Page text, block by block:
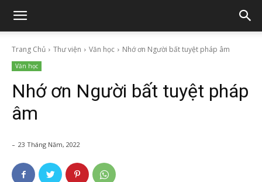
Trang Chủ Thư viện Văn học Nhớ ơn Người bất tuyệt pháp âm
Văn học
Nhớ ơn Người bất tuyệt pháp
âm
- 23 Tháng Năm, 2022